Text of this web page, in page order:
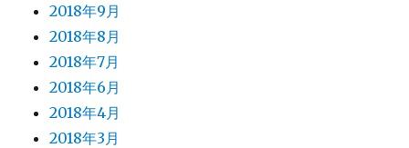
2018年9月
2018年8月
2018年7月
2018年6月
2018年4月
2018年3月